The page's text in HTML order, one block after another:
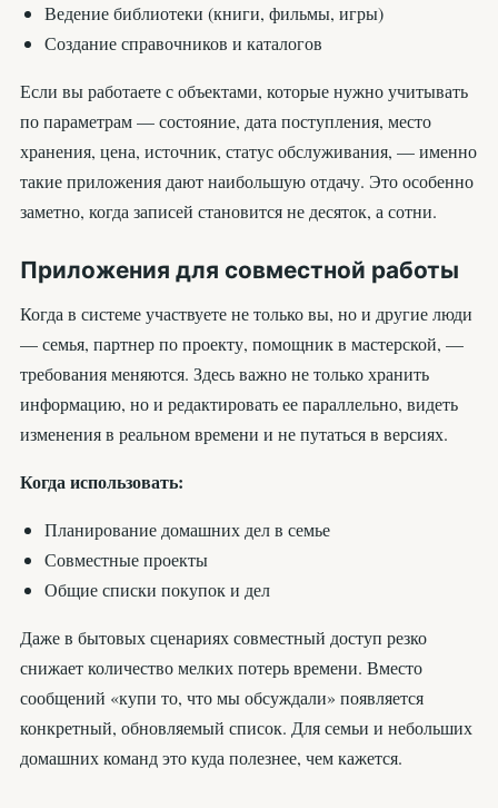
Ведение библиотеки (книги, фильмы, игры)
Создание справочников и каталогов
Если вы работаете с объектами, которые нужно учитывать
по параметрам — состояние, дата поступления, место
хранения, цена, источник, статус обслуживания, — именно
такие приложения дают наибольшую отдачу. Это особенно
заметно, когда записей становится не десяток, а сотни.
Приложения для совместной работы
Когда в системе участвуете не только вы, но и другие люди
— семья, партнер по проекту, помощник в мастерской, —
требования меняются. Здесь важно не только хранить
информацию, но и редактировать ее параллельно, видеть
изменения в реальном времени и не путаться в версиях.
Когда использовать:
Планирование домашних дел в семье
Совместные проекты
Общие списки покупок и дел
Даже в бытовых сценариях совместный доступ резко
снижает количество мелких потерь времени. Вместо
сообщений «купи то, что мы обсуждали» появляется
конкретный, обновляемый список. Для семьи и небольших
домашних команд это куда полезнее, чем кажется.